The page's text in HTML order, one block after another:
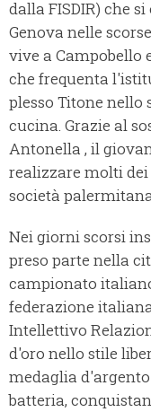
dalla FISDIR) che
Genova nelle
vive a Campobello
che frequenta
plesso Titone
cucina. Grazie al
Antonella , il
realizzare molti
società palermitana
Nei giorni scorsi
preso parte nella
campionato
federazione
Intellettivo
d'oro nello stile
medaglia
batteria,